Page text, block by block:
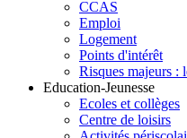
CCAS
Emploi
Logement
Points d'intérêt
Risques majeurs :
Education-Jeunesse
Ecoles et collèges
Centre de loisirs